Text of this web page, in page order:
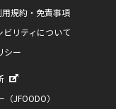
用規約・免責事項
ビリティについて
シー
JFOODO）